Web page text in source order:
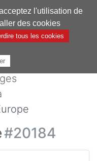
#20184
l'utilisation de
des cookies
tous les cookies